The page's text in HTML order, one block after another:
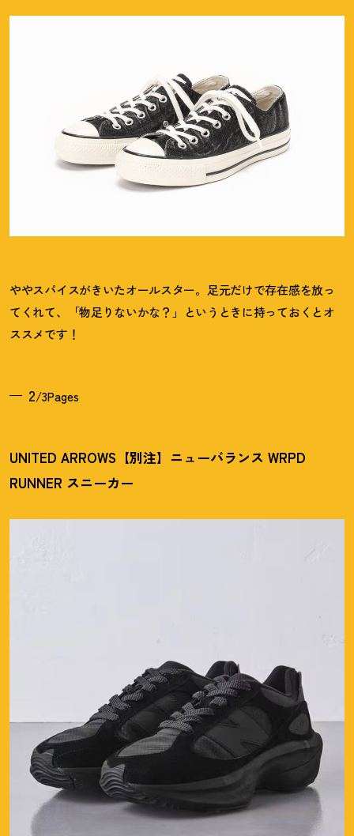
ややスパイスがきいたオールスター。足元だけで存在感を放っ
てくれて、「物足りないかな？ 」というときに持っておくとオ
ススメです ！
2/3Pages
UNITED ARROWS【別注】ニューバランス WRPD
RUNNER スニーカー